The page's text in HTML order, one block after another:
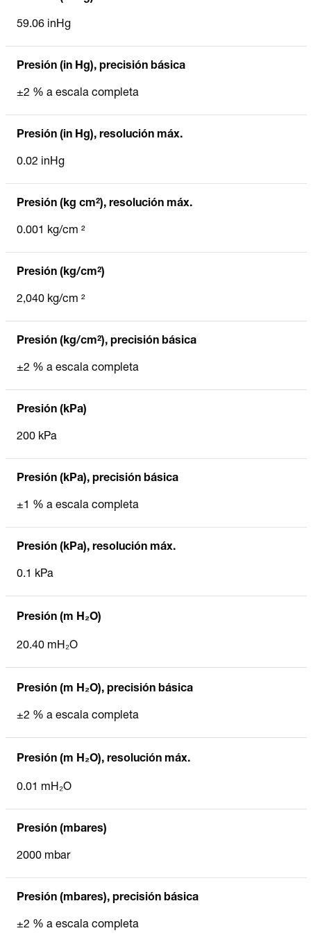
59.06 inHg
Presión (in Hg), precisión básica
±2 % a escala completa
Presión (in Hg), resolución máx.
0.02 inHg
Presión (kg cm²), resolución máx.
0.001 kg/cm ²
Presión (kg/cm²)
2,040 kg/cm ²
Presión (kg/cm²), precisión básica
±2 % a escala completa
Presión (kPa)
200 kPa
Presión (kPa), precisión básica
±1 % a escala completa
Presión (kPa), resolución máx.
0.1 kPa
Presión (m H₂O)
20.40 mH₂O
Presión (m H₂O), precisión básica
±2 % a escala completa
Presión (m H₂O), resolución máx.
0.01 mH₂O
Presión (mbares)
2000 mbar
Presión (mbares), precisión básica
±2 % a escala completa